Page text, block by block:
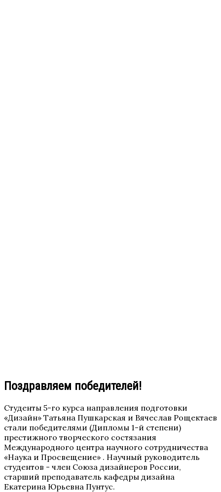
Поздравляем победителей!
Студенты 5-го курса направления подготовки
«Дизайн» Татьяна Пушкарская и Вячеслав Рощектаев
стали победителями (Дипломы 1-й степени)
престижного творческого состязания
Международного центра научного сотрудничества
«Наука и Просвещение» . Научный руководитель
студентов - член Союза дизайнеров России,
старший преподаватель кафедры дизайна
Екатерина Юрьевна Пунтус.